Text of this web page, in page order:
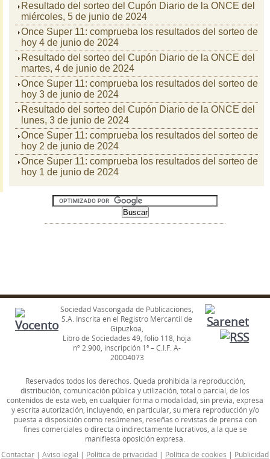
Resultado del sorteo del Cupón Diario de la ONCE del
miércoles, 5 de junio de 2024
Once Super 11: comprueba los resultados del sorteo de
hoy 4 de junio de 2024
Resultado del sorteo del Cupón Diario de la ONCE del
martes, 4 de junio de 2024
Once Super 11: comprueba los resultados del sorteo de
hoy 3 de junio de 2024
Resultado del sorteo del Cupón Diario de la ONCE del
lunes, 3 de junio de 2024
Once Super 11: comprueba los resultados del sorteo de
hoy 2 de junio de 2024
Once Super 11: comprueba los resultados del sorteo de
hoy 1 de junio de 2024
Sociedad Vascongada de Publicaciones,
S.A. Inscrita en el Registro Mercantil de
Gipuzkoa,
Libro de Sociedades 49, folio 118, hoja
nº 2.900, inscripción 1ª – C.I.F. A-
20004073
Reservados todos los derechos. Queda prohibida la reproducción,
distribución, comunicación pública y utilización, total o parcial, de los
contenidos de esta web, en cualquier forma o modalidad, sin previa, expresa
y escrita autorización, incluyendo, en particular, su mera reproducción y/o
puesta a disposición como resúmenes, reseñas o revistas de prensa con
fines comerciales o directa o indirectamente lucrativos, a la que se
manifiesta oposición expresa.
Contactar | Aviso legal | Política de privacidad | Política de cookies | Publicidad